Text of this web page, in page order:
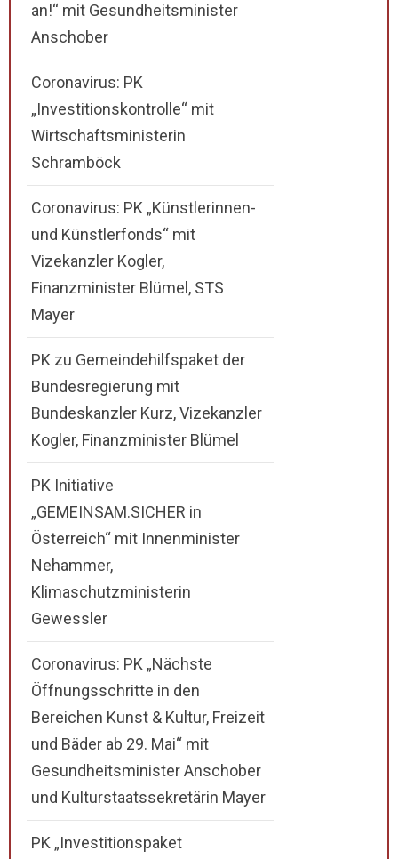
an!“ mit Gesundheitsminister
Anschober
Coronavirus: PK
„Investitionskontrolle“ mit
Wirtschaftsministerin
Schramböck
Coronavirus: PK „Künstlerinnen-
und Künstlerfonds“ mit
Vizekanzler Kogler,
Finanzminister Blümel, STS
Mayer
PK zu Gemeindehilfspaket der
Bundesregierung mit
Bundeskanzler Kurz, Vizekanzler
Kogler, Finanzminister Blümel
PK Initiative
„GEMEINSAM.SICHER in
Österreich“ mit Innenminister
Nehammer,
Klimaschutzministerin
Gewessler
Coronavirus: PK „Nächste
Öffnungsschritte in den
Bereichen Kunst & Kultur, Freizeit
und Bäder ab 29. Mai“ mit
Gesundheitsminister Anschober
und Kulturstaatssekretärin Mayer
PK „Investitionspaket